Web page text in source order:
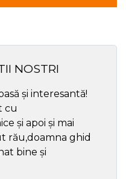
NOSTRI
și interesantă!
cu
și apoi și mai
rău,doamna ghid
bine și